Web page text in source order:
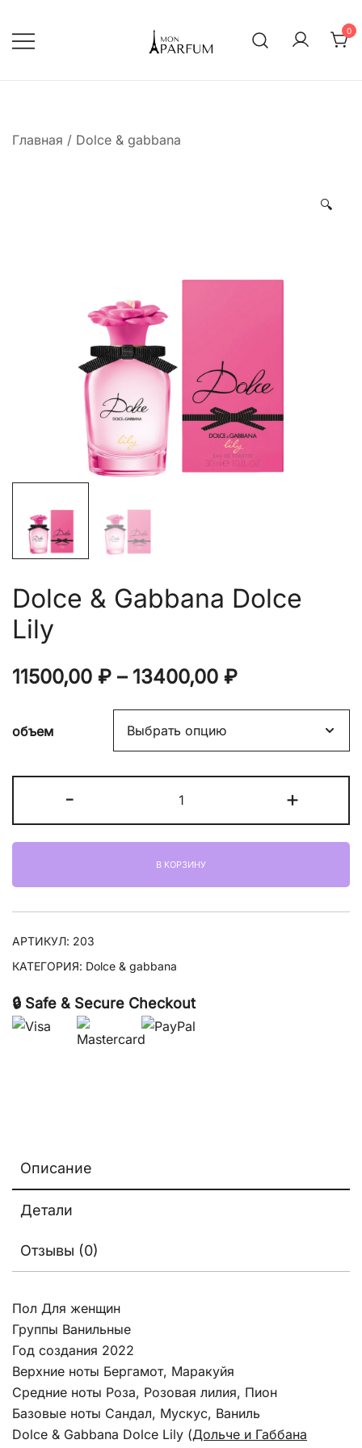
содержимому
0
Главная / Dolce & gabbana
🔍
Dolce & Gabbana Dolce
Lily
11500,00 ₽ – 13400,00 ₽Диапазон
цен:
11500,00 ₽
–
13400,00 ₽
объем
-
товара
Dolce
Gabbana
Dolce
Lily
+
В КОРЗИНУ
АРТИКУЛ: 203
КАТЕГОРИЯ: Dolce & gabbana
🔒 Safe & Secure Checkout
Описание
Детали
Отзывы (0)
Пол Для женщин
Группы Ванильные
Год создания 2022
Верхние ноты Бергамот, Маракуйя
Средние ноты Роза, Розовая лилия, Пион
Базовые ноты Сандал, Мускус, Ваниль
Dolce & Gabbana Dolce Lily (Дольче и Габбана